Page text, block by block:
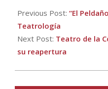
06-
04
Previous Post: “El
Teatrología
Next Post: Teatro de la
su reapertura